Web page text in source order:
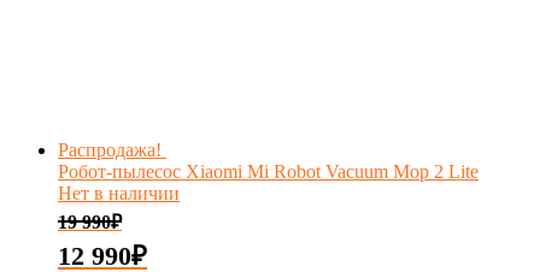
Распродажа!
Робот-пылесос Xiaomi Mi Robot Vacuum Mop 2 Lite
Нет в наличии
19 990₽
12 990₽